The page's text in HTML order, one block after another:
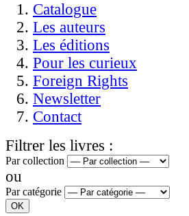
Catalogue
Les auteurs
Les éditions
Pour les curieux
Foreign Rights
Newsletter
Contact
Filtrer les livres :
Par collection
ou
Par catégorie